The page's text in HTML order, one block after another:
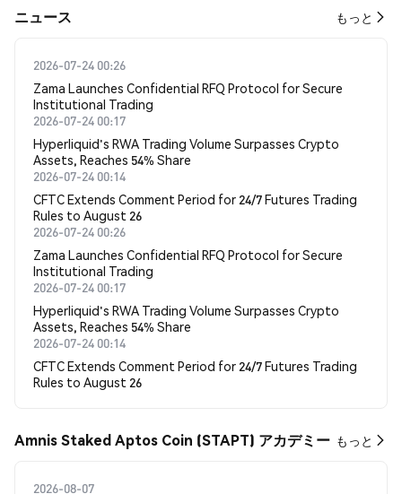
​​ニュース​​ もっと
2026-07-24 00:26
Zama Launches Confidential RFQ Protocol for Secure
Institutional Trading
2026-07-24 00:17
Hyperliquid's RWA Trading Volume Surpasses Crypto
Assets, Reaches 54% Share
2026-07-24 00:14
CFTC Extends Comment Period for 24/7 Futures Trading
Rules to August 26
2026-07-24 00:26
Zama Launches Confidential RFQ Protocol for Secure
Institutional Trading
2026-07-24 00:17
Hyperliquid's RWA Trading Volume Surpasses Crypto
Assets, Reaches 54% Share
2026-07-24 00:14
CFTC Extends Comment Period for 24/7 Futures Trading
Rules to August 26
Amnis Staked Aptos Coin (STAPT) アカデミー もっと
2026-08-07